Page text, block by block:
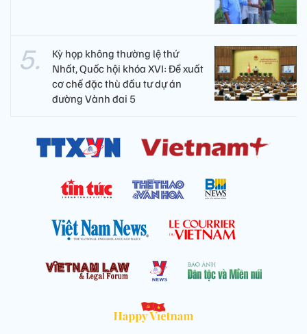
Kỳ họp không thường lệ thứ
Nhất, Quốc hội khóa XVI: Đề xuất
cơ chế đặc thù đầu tư dự án
đường Vành đai 5